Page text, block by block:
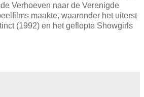
Verhoeven naar de Verenigde
maakte, waaronder het uiterst
(1992) en het geflopte Showgirls